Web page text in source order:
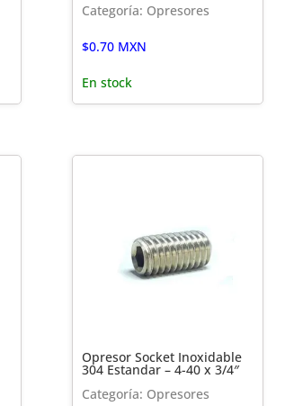
Categoría: Opresores
$0.70MXN
En stock
Opresor Socket Inoxidable
304 Estandar – 4-40 x 3/4″
Categoría: Opresores